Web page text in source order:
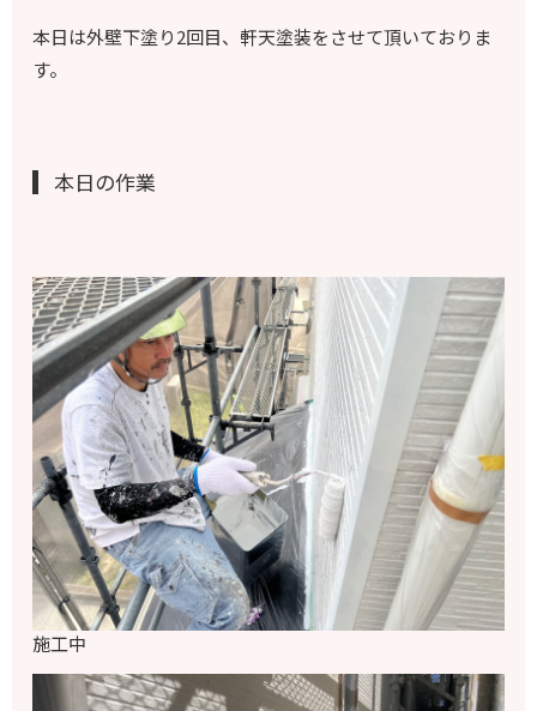
本日は外壁下塗り2回目、軒天塗装をさせて頂いておりま
す。
本日の作業
施工中